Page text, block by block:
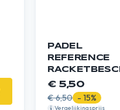
PADEL
REFERENCE
-
€ 5,50
€ 6,50 - 15%
Vergelijkingsprijs